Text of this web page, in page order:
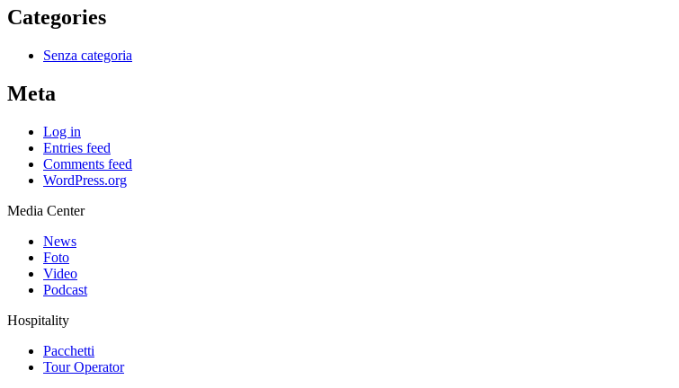
Categories
Senza categoria
Meta
Log in
Entries feed
Comments feed
WordPress.org
Media Center
News
Foto
Video
Podcast
Hospitality
Pacchetti
Tour Operator